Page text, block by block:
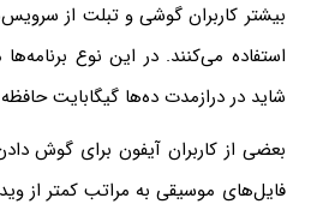
بیشتر کاربران گوشی و تبلت از
استفاده می‌کنند. در این نوع
شاید در درازمدت ده‌ها گیگابایت
بعضی از کاربران آیفون برای گوش
فایل‌های موسیقی به مراتب کمتر از